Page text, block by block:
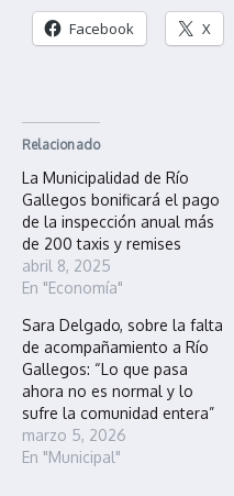
Facebook X
Relacionado
La Municipalidad de Río
Gallegos bonificará el pago
de la inspección anual más
de 200 taxis y remises
abril 8, 2025
En "Economía"
Sara Delgado, sobre la falta
de acompañamiento a Río
Gallegos: “Lo que pasa
ahora no es normal y lo
sufre la comunidad entera”
marzo 5, 2026
En "Municipal"